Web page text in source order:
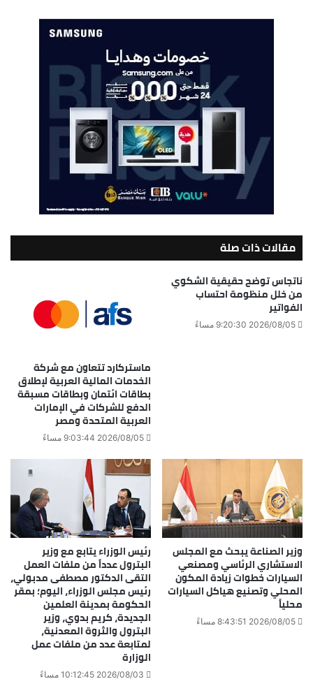
مقالات ذات صلة
ناتجاس توضح حقيقية الشكوي
من خلل منظومة احتساب
الفواتير
2026/08/05 9:20:30 مساءً
ماستركارد تتعاون مع شركة
الخدمات المالية العربية لإطلاق
بطاقات ائتمان وبطاقات مسبقة
الدفع للشركات في الإمارات
العربية المتحدة ومصر
2026/08/05 9:03:44 مساءً
وزير الصناعة يبحث مع المجلس
الاستشاري الرئاسي ومصنعي
السيارات خطوات زيادة المكون
المحلي وتصنيع هياكل السيارات
محلياً
2026/08/05 8:43:51 مساءً
رئيس الوزراء يتابع مع وزير
البترول عدداً من ملفات العمل
التقى الدكتور مصطفى مدبولي،
رئيس مجلس الوزراء، اليوم؛ بمقر
الحكومة بمدينة العلمين
الجديدة، كريم بدوي، وزير
البترول والثروة المعدنية،
لمتابعة عدد من ملفات عمل
الوزارة
2026/08/03 10:12:45 مساءً